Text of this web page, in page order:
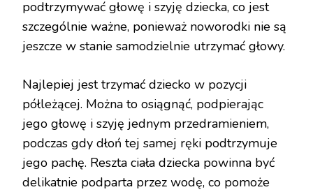
podtrzymywać głowę i szyję dziecka, co jest
szczególnie ważne, ponieważ noworodki nie są
jeszcze w stanie samodzielnie utrzymać głowy.
Najlepiej jest trzymać dziecko w pozycji
półleżącej. Można to osiągnąć, podpierając
jego głowę i szyję jednym przedramieniem,
podczas gdy dłoń tej samej ręki podtrzymuje
jego pachę. Reszta ciała dziecka powinna być
delikatnie podparta przez wodę, co pomoże